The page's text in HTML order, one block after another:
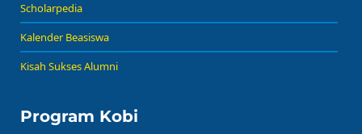
Scholarpedia
Kalender Beasiswa
Kisah Sukses Alumni
Program Kobi